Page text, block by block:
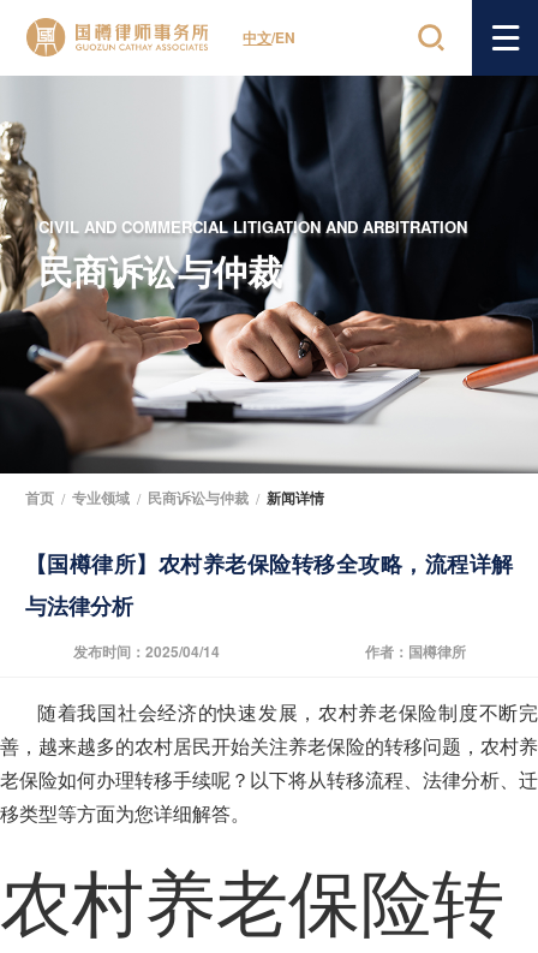
中文/EN
CIVIL AND COMMERCIAL LITIGATION AND ARBITRATION
民商诉讼与仲裁
首页 / 专业领域 / 民商诉讼与仲裁 / 新闻详情
【国樽律所】农村养老保险转移全攻略，流程详解
与法律分析
发布时间：2025/04/14 作者：国樽律所
随着我国社会经济的快速发展，农村养老保险制度不断完
善，越来越多的农村居民开始关注养老保险的转移问题，农村养
老保险如何办理转移手续呢？以下将从转移流程、法律分析、迁
移类型等方面为您详细解答。
农村养老保险转